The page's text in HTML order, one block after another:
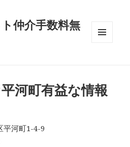
仲介手数料無
河町有益な情報
河町1-4-9